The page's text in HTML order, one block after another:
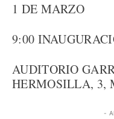
1 DE MARZO
9:00
AUDITORIO
HERMOSILLA, 3,
-